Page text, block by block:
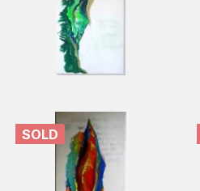
SOLD